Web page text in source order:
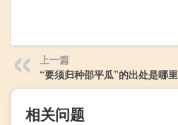
上一篇
“要须归种邵平瓜”的出处是哪里
相关问题